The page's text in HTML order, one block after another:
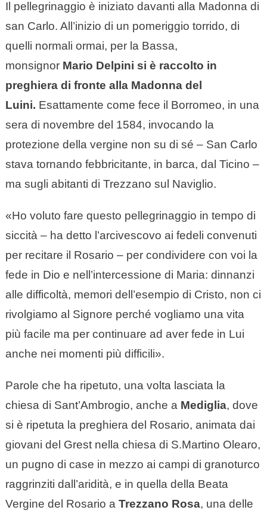
Il pellegrinaggio è iniziato davanti alla Madonna di
san Carlo. All’inizio di un pomeriggio torrido, di
quelli normali ormai, per la Bassa,
monsignor Mario Delpini si è raccolto in
preghiera di fronte alla Madonna del
Luini. Esattamente come fece il Borromeo, in una
sera di novembre del 1584, invocando la
protezione della vergine non su di sé – San Carlo
stava tornando febbricitante, in barca, dal Ticino –
ma sugli abitanti di Trezzano sul Naviglio.
«Ho voluto fare questo pellegrinaggio in tempo di
siccità – ha detto l’arcivescovo ai fedeli convenuti
per recitare il Rosario – per condividere con voi la
fede in Dio e nell’intercessione di Maria: dinnanzi
alle difficoltà, memori dell’esempio di Cristo, non ci
rivolgiamo al Signore perché vogliamo una vita
più facile ma per continuare ad aver fede in Lui
anche nei momenti più difficili».
Parole che ha ripetuto, una volta lasciata la
chiesa di Sant’Ambrogio, anche a Mediglia, dove
si è ripetuta la preghiera del Rosario, animata dai
giovani del Grest nella chiesa di S.Martino Olearo,
un pugno di case in mezzo ai campi di granoturco
raggrinziti dall’aridità, e in quella della Beata
Vergine del Rosario a Trezzano Rosa, una delle